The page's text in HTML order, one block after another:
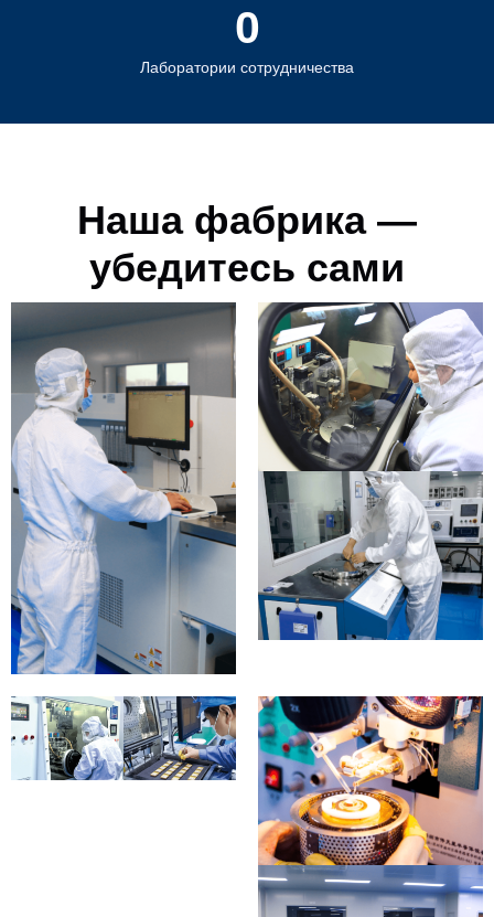
Лаборатории сотрудничества
0
Наша фабрика —
убедитесь сами